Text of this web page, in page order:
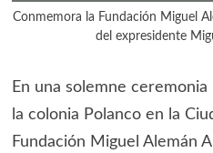
Conmemora la Fundación Miguel
del expresidente
En una solemne
la colonia Polanco en la
Fundación Miguel Alemán